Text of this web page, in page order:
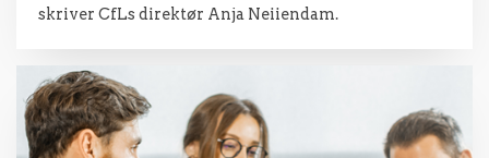
skriver CfLs direktør Anja Neiiendam.